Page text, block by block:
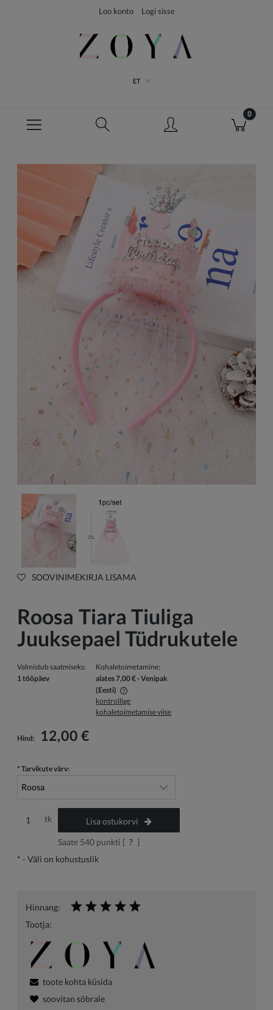
Loo konto Logi sisse
ET
SOOVINIMEKIRJA LISAMA
Roosa Tiara Tiuliga
Juuksepael Tüdrukutele
Valmistub saatmiseks:
1 tööpäev
Kohaletoimetamine:
alates 7,00 €- Venipak
(Eesti)
Hind ei sisalda võimalikke maksekulusid
kontrollige
kohaletoimetamise viise
Hind: 12,00 €
* Tarvikute värv:
tk
Lisa ostukorvi
Saate 540punkti [ ? ]
* - Väli on kohustuslik
Hinnang:
Tootja:
toote kohta küsida
soovitan sõbrale